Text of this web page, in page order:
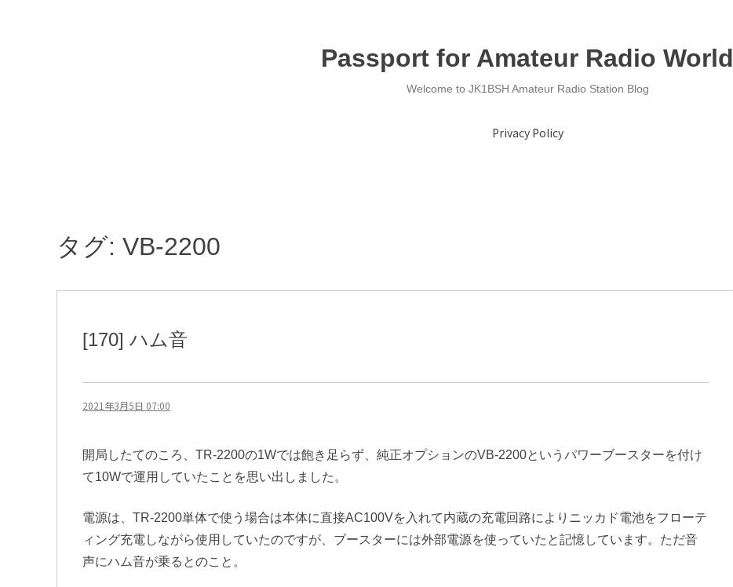
Passport for Amateur Radio World
Welcome to JK1BSH Amateur Radio Station Blog
Privacy Policy
タグ: VB-2200
[170] ハム音
2021年3月5日 07:00
開局したてのころ、TR-2200の1Wでは飽き足らず、純正オプションのVB-2200というパワーブースターを付け
て10Wで運用していたことを思い出しました。
電源は、TR-2200単体で使う場合は本体に直接AC100Vを入れて内蔵の充電回路によりニッカド電池をフローテ
ィング充電しながら使用していたのですが、ブースターには外部電源を使っていたと記憶しています。ただ音
声にハム音が乗るとのこと。